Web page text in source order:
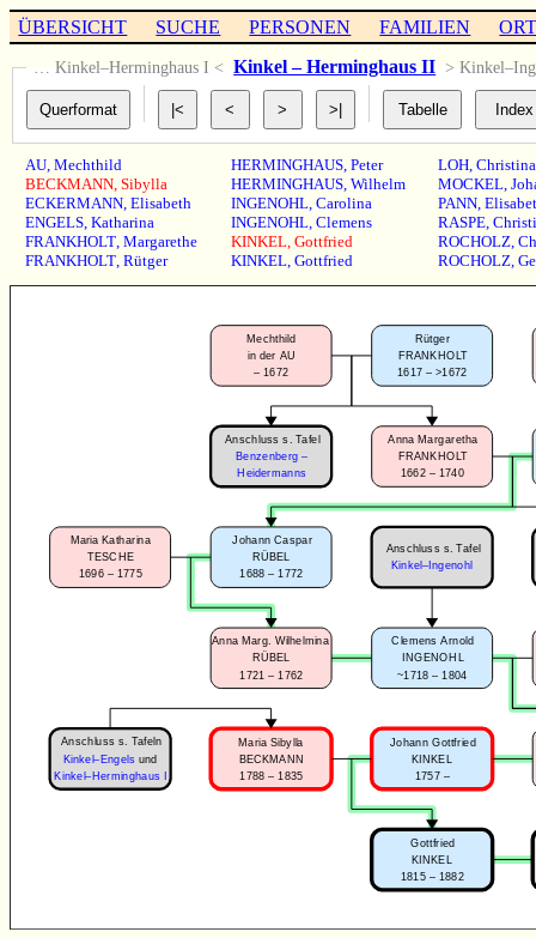
ÜBERSICHT SUCHE PERSONEN FAMILIEN
… Kinkel–Herminghaus I < Kinkel – Herminghaus II >
AU,Mechthild
BECKMANN,Sibylla
ECKERMANN,Elisabeth
ENGELS,Katharina
FRANKHOLT,Margarethe
FRANKHOLT,Rütger
HERMINGHAUS, Peter
HERMINGHAUS, Wilhelm
INGENOHL, Carolina
INGENOHL, Clemens
KINKEL, Gottfried
KINKEL, Gottfried
LOH, Christina
MOCKEL,
PANN,
RASPE,
ROCHOLZ,
ROCHOLZ,
Anna Margaretha
FRANKHOLT
1662 – 1740
Rütger
FRANKHOLT
1617 – >1672
Mechthild
in der AU
–1672
Anschluss s. Tafel
Benzenberg –
Heidermanns
Johann Caspar
RÜBEL
1688 – 1772
Maria Katharina
TESCHE
1696 – 1775
Clemens Arnold
INGENOHL
~1718 – 1804
Anna Marg. Wilhelmina
RÜBEL
1721 – 1762
Johann Gottfried
KINKEL
1757 –
Maria Sibylla
BECKMANN
1788 – 1835
Gottfried
KINKEL
1815 – 1882
Anschluss s. Tafeln
Kinkel–Engels und
Kinkel–Herminghaus I
Anschluss s. Tafel
Kinkel–Ingenohl